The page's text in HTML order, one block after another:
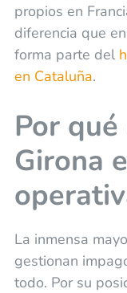
propios en
diferencia que
forma parte del
en Cataluña.
Por
Girona
La inmensa
gestionan
todo. Por su